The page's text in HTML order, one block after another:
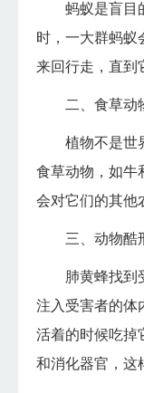
蚂蚁是盲目
时，一大群蚂蚁
来回行走，直到
二、食草动
植物不是世
食草动物，如牛
会对它们的其他
三、动物酷
肺黄蜂找到
注入受害者的体
活着的时候吃掉
和消化器官，这